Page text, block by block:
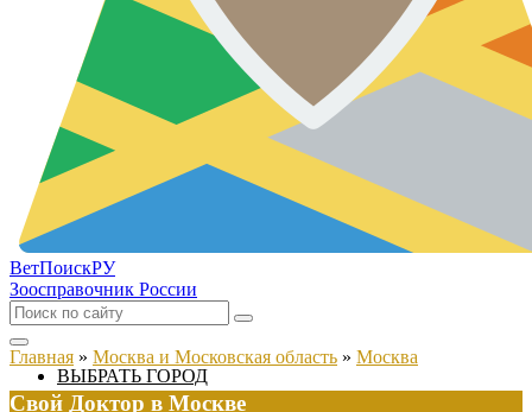
ВетПоискРУ
Зоосправочник России
ВЫБРАТЬ ГОРОД
Главная » Москва и Московская область » Москва
Свой Доктор в Москве